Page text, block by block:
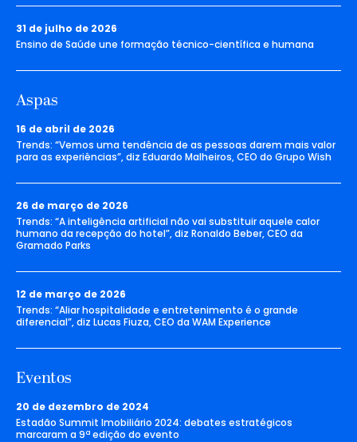
31 de julho de 2026
Ensino de Saúde une formação técnico-científica e humana
Aspas
16 de abril de 2026
Trends: “Vemos uma tendência de as pessoas darem mais valor
para as experiências”, diz Eduardo Malheiros, CEO do Grupo Wish
26 de março de 2026
Trends: “A inteligência artificial não vai substituir aquele calor
humano da recepção do hotel”, diz Ronaldo Beber, CEO da
Gramado Parks
12 de março de 2026
Trends: “Aliar hospitalidade e entretenimento é o grande
diferencial”, diz Lucas Fiuza, CEO da WAM Experience
Eventos
20 de dezembro de 2024
Estadão Summit Imobiliário 2024: debates estratégicos
marcaram a 9ª edição do evento